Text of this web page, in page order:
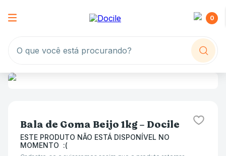
0
Bala de Goma Beijo 1kg - Docile
ESTE PRODUTO NÃO ESTÁ DISPONÍVEL NO
MOMENTO